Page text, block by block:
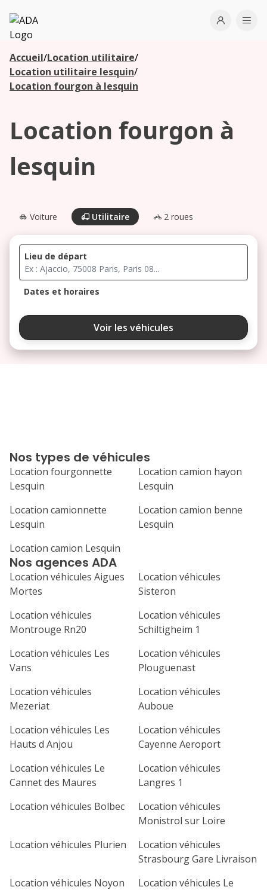
ADA
Open
Accueil/Location utilitaire/
Location utilitaire lesquin/
Location fourgon à lesquin
Location fourgon à
lesquin
Voiture Utilitaire 2 roues
Lieu de départ
Dates et horaires
août 2026
ma me
24 25 26
septembre 2026
me
1
7 8 9 10
21 23 24
28 29 30
Voir les véhicules
Nos agences ADA
Location véhicules Aigues
Mortes
Location véhicules
Sisteron
Location véhicules
Montrouge Rn20
Location véhicules
Schiltigheim 1
Location véhicules Les
Vans
Location véhicules
Plouguenast
Location véhicules
Mezeriat
Location véhicules
Auboue
Location véhicules Les
Hauts d Anjou
Location véhicules
Cayenne Aeroport
Location véhicules Le
Cannet des Maures
Location véhicules
Langres 1
Location véhicules Bolbec
Location véhicules
Monistrol sur Loire
Location véhicules Plurien
Location véhicules
Strasbourg Gare Livraison
Location véhicules Noyon
Location véhicules Le
Nos types de véhicules
Location fourgonnette
Lesquin
Location camion hayon
Lesquin
Location camionnette
Lesquin
Location camion benne
Lesquin
Location camion Lesquin
Les
agences à
proximité
Commencez
votre
recherche
pour voir les
proximité